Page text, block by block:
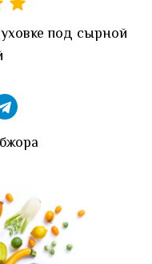
под сырной